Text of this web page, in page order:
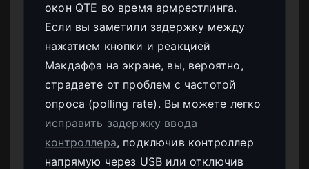
окон QTE во время армрестлинга.
Если вы заметили задержку между
нажатием кнопки и реакцией
Макдаффа на экране, вы, вероятно,
страдаете от проблем с частотой
опроса (polling rate). Вы можете легко
исправить задержку ввода
контроллера, подключив контроллер
напрямую через USB или отключив